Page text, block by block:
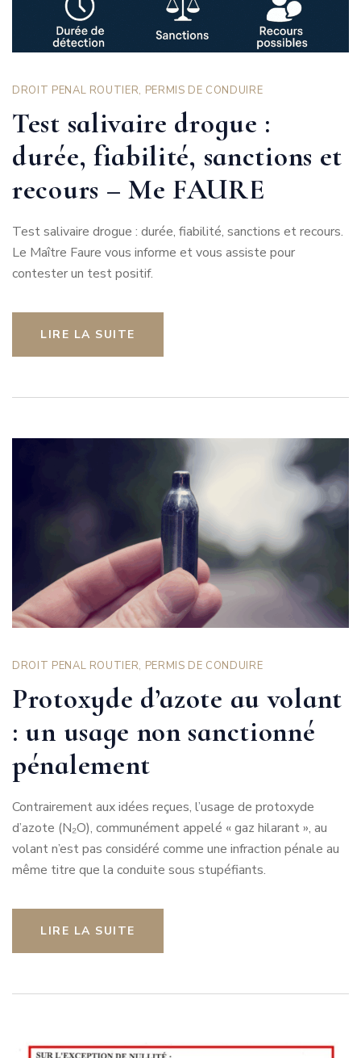
DROIT PENAL ROUTIER, PERMIS DE CONDUIRE
Test salivaire drogue :
durée, fiabilité, sanctions et
recours – Me FAURE
Test salivaire drogue : durée, fiabilité, sanctions et recours.
Le Maître Faure vous informe et vous assiste pour
contester un test positif.
LIRE LA SUITE
DROIT PENAL ROUTIER, PERMIS DE CONDUIRE
Protoxyde d’azote au volant
: un usage non sanctionné
pénalement
Contrairement aux idées reçues, l’usage de protoxyde
d’azote (N₂O), communément appelé « gaz hilarant », au
volant n’est pas considéré comme une infraction pénale au
même titre que la conduite sous stupéfiants.
LIRE LA SUITE